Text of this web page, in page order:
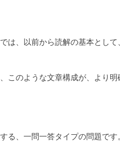
は、以前から読解の基本とし
このような文章構成が、より明
る、一問一答タイプの問題です